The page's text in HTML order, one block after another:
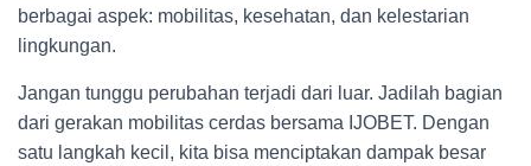
berbagai aspek: mobilitas, kesehatan, dan kelestarian
lingkungan.
Jangan tunggu perubahan terjadi dari luar. Jadilah bagian
dari gerakan mobilitas cerdas bersama IJOBET. Dengan
satu langkah kecil, kita bisa menciptakan dampak besar